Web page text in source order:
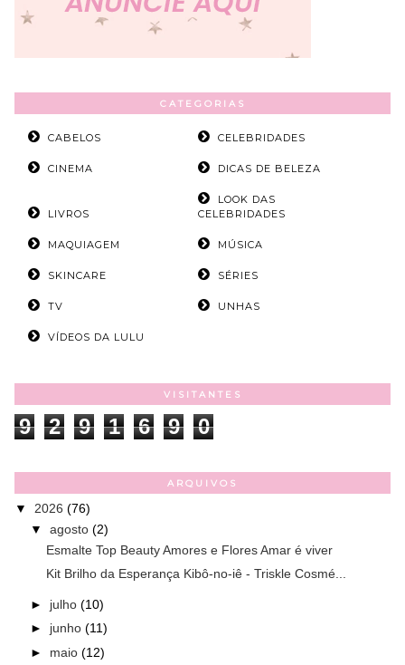
CATEGORIAS
CABELOS CELEBRIDADES
CINEMA DICAS DE BELEZA
LIVROS
LOOK DAS
CELEBRIDADES
MAQUIAGEM MÚSICA
SKINCARE SÉRIES
TV UNHAS
VÍDEOS DA LULU
VISITANTES
9 2 9 1 6 9 0
ARQUIVOS
▼ 2026 (76)
▼ agosto (2)
Esmalte Top Beauty Amores e Flores Amar é viver
Kit Brilho da Esperança Kibô-no-iê - Triskle Cosmé...
► julho (10)
► junho (11)
► maio (12)